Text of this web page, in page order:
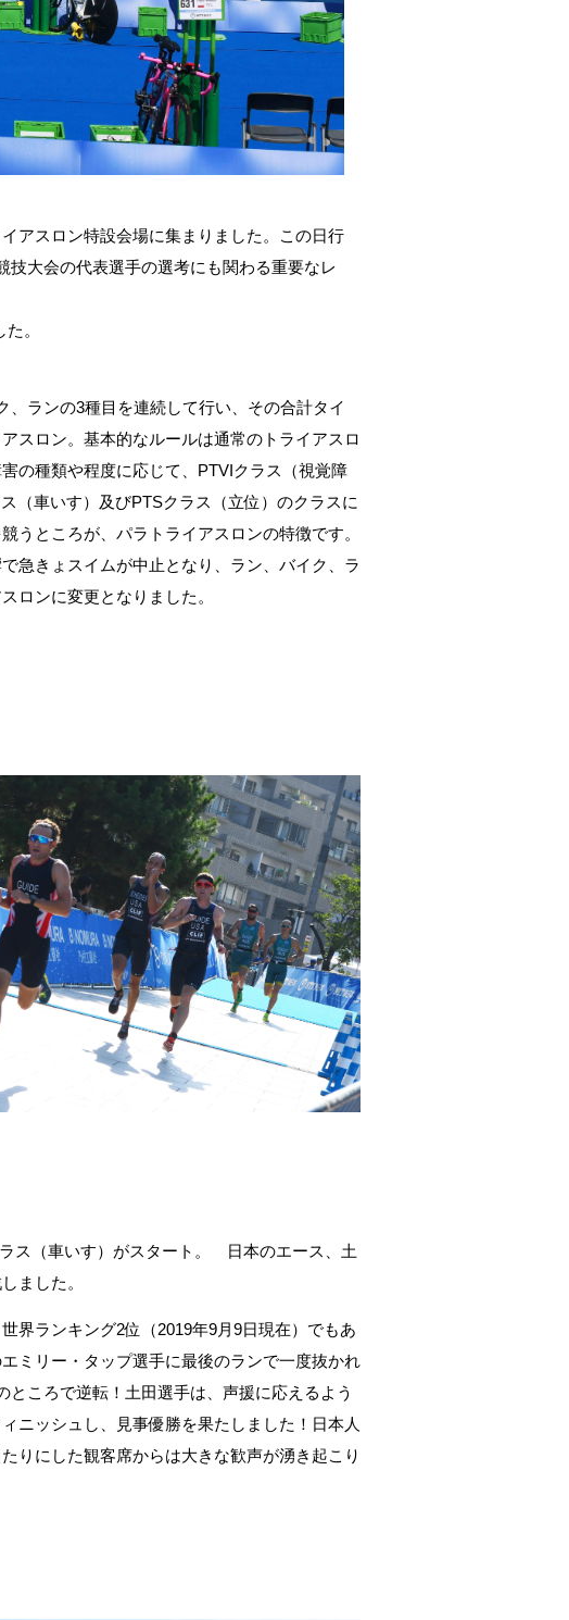
アスロン特設会場に集まりました。この日行
技大会の代表選手の選考にも関わる重要なレ
。
、ランの3種目を連続して行い、その合計タイ
スロン。基本的なルールは通常のトライアスロ
の種類や程度に応じて、
PTVI クラス（視覚障
（車いす）及びPTSクラス（立位）のクラスに
うところが、パラトライアスロンの特徴です。
急きょスイムが中止となり、ラン、バイク、ラ
ロンに変更となりました。
ラス（車いす）がスタート。 日本のエース、土
ました。
界ランキング2位（2019年9月 9日現在）でもあ
ミリー・タップ選手に最後のランで一度抜かれ
ところで逆転！土田選手は、声援に応えるよう
ニッシュし、見事優勝を果たしました！日本人
りにした観客席からは大きな歓声が湧き起こり